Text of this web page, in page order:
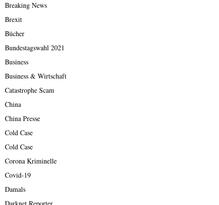
Breaking News
Brexit
Bücher
Bundestagswahl 2021
Business
Business & Wirtschaft
Catastrophe Scam
China
China Presse
Cold Case
Cold Case
Corona Kriminelle
Covid-19
Damals